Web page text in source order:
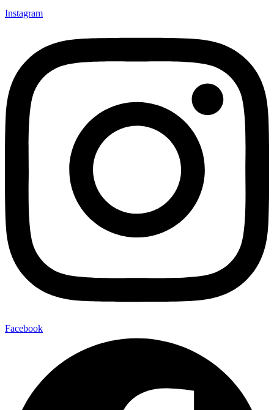
Instagram
Facebook